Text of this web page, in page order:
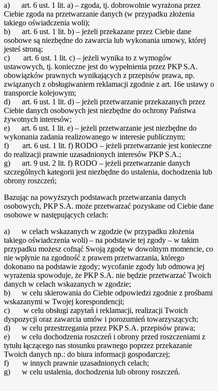
a) art. 6 ust. 1 lit. a) – zgoda, tj. dobrowolnie wyrażona przez
Ciebie zgoda na przetwarzanie danych (w przypadku złożenia
takiego oświadczenia woli);
b) art. 6 ust. 1 lit. b) – jeżeli przekazane przez Ciebie dane
osobowe są niezbędne do zawarcia lub wykonania umowy, której
jesteś stroną;
c) art. 6 ust. 1 lit. c) – jeżeli wynika to z wymogów
ustawowych, tj. konieczne jest do wypełnienia przez PKP S.A.
obowiązków prawnych wynikających z przepisów prawa, np.
związanych z obsługiwaniem reklamacji zgodnie z art. 16e ustawy o
transporcie kolejowym;
d) art. 6 ust. 1 lit. d) – jeżeli przetwarzanie przekazanych przez
Ciebie danych osobowych jest niezbędne do ochrony Państwa
żywotnych interesów;
e) art. 6 ust. 1 lit. e) – jeżeli przetwarzanie jest niezbędne do
wykonania zadania realizowanego w interesie publicznym;
f) art. 6 ust. 1 lit. f) RODO – jeżeli przetwarzanie jest konieczne
do realizacji prawnie uzasadnionych interesów PKP S.A.;
g) art. 9 ust. 2 lit. f) RODO – jeżeli przetwarzanie danych
szczególnych kategorii jest niezbędne do ustalenia, dochodzenia lub
obrony roszczeń;
Bazując na powyższych podstawach przetwarzania danych
osobowych, PKP S.A. może przetwarzać pozyskane od Ciebie dane
osobowe w następujących celach:
a) w celach wskazanych w zgodzie (w przypadku złożenia
takiego oświadczenia woli) – na podstawie tej zgody – w takim
przypadku możesz cofnąć Swoją zgodę w dowolnym momencie, co
nie wpłynie na zgodność z prawem przetwarzania, którego
dokonano na podstawie zgody; wycofanie zgody lub odmowa jej
wyrażenia spowoduje, że PKP S.A. nie będzie przetwarzać Twoich
danych w celach wskazanych w zgodzie;
b) w celu skierowania do Ciebie odpowiedzi zgodnie z prośbami
wskazanymi w Twojej korespondencji;
c) w celu obsługi zapytań i reklamacji, realizacji Twoich
dyspozycji oraz zawarcia umów i porozumień towarzyszących;
d) w celu przestrzegania przez PKP S.A. przepisów prawa;
e) w celu dochodzenia roszczeń i obrony przed roszczeniami z
tytułu łączącego nas stosunku prawnego poprzez przekazanie
Twoich danych np.: do biura informacji gospodarczej;
f) w innych prawnie uzasadnionych celach;
g) w celu ustalenia, dochodzenia lub obrony roszczeń.